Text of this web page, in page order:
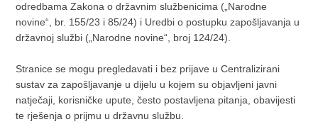
odredbama Zakona o državnim službenicima („Narodne
novine“, br. 155/23 i 85/24) i Uredbi o postupku zapošljavanja u
državnoj službi („Narodne novine“, broj 124/24).
Stranice se mogu pregledavati i bez prijave u Centralizirani
sustav za zapošljavanje u dijelu u kojem su objavljeni javni
natječaji, korisničke upute, često postavljena pitanja, obavijesti
te rješenja o prijmu u državnu službu.